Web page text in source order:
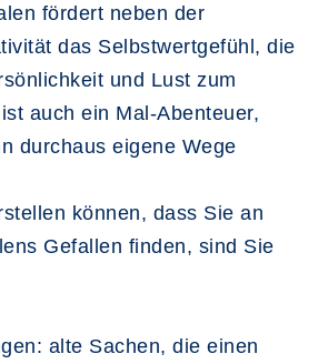
fördert neben der
das Selbstwertgefühl, die
und Lust zum
auch ein Mal-Abenteuer,
durchaus eigene Wege
können, dass Sie an
Gefallen finden, sind Sie
alte Sachen, die einen